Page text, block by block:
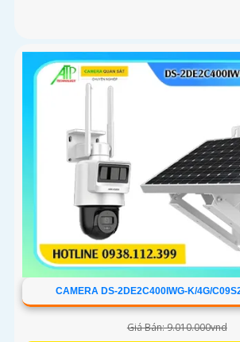
CAMERA DS-2DE2C400IWG-K/4G/
Giá Bán: 9.010.000vnd